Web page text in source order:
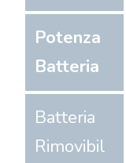
Potenza
Batteria
Batteria
Rimovibil